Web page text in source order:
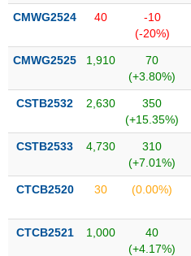
CMWG2524 40
-10
(-20%)
CMWG2525 1,910
70
(+3.80%)
CSTB2532 2,630
350
(+15.35%)
CSTB2533 4,730
310
(+7.01%)
CTCB2520 30 (0.00%)
CTCB2521 1,000
40
(+4.17%)
BẤT
SẢN
Mã
chứng
(-)
Cổ phiếu Chỉ số
đạo
(-)